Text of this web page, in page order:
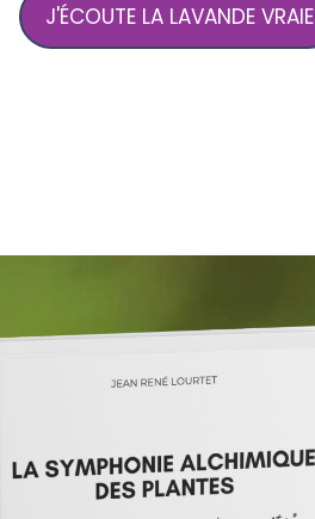
J'ÉCOUTE LA LAVANDE VRAIE